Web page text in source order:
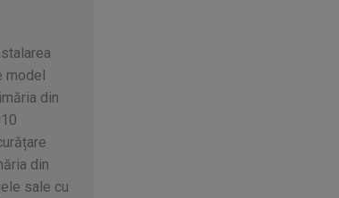
model
din
din
sale cu